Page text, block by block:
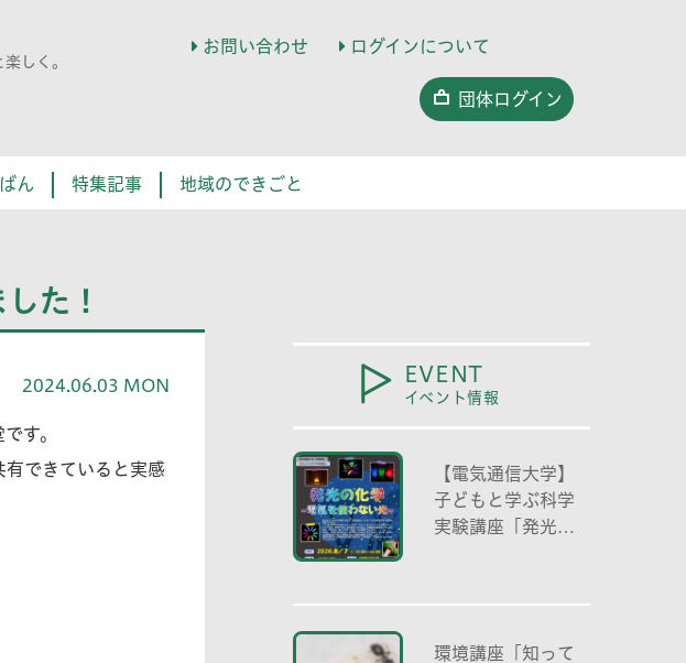
しく。
お問い合わせ ログインについて
団体ログイン
ん 特集記事 地域のできごと
た！
2024.06.03 MON
す。
できていると実感
EVENT
イベント情報
【電気通信大学】
子どもと学ぶ科学
実験講座「発光の
環境講座「知って